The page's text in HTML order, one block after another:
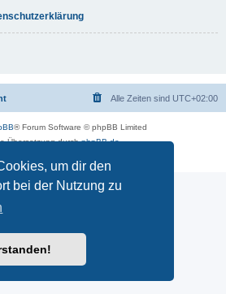
um dir den
bei der Nutzung zu
Alle Zeiten sind UTC+02:00
® Forum Software © phpBB Limited
Übersetzung durchphpBB.de